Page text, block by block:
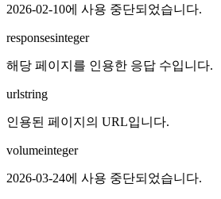
2026-02-10에 사용 중단되었습니다.
responsesinteger
해당 페이지를 인용한 응답 수입니다.
urlstring
인용된 페이지의 URL입니다.
volumeinteger
2026-03-24에 사용 중단되었습니다.